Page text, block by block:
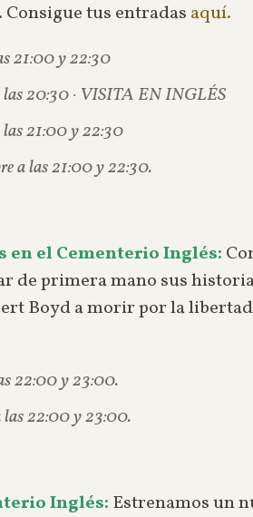
tus entradas aquí.
21:00 y 22:30
las 20:30 · VISITA EN INGLÉS
las 21:00 y 22:30
a las 21:00 y 22:30.
el Cementerio Inglés:
de primera mano sus
Boyd a morir por la
22:00 y 23:00.
las 22:00 y 23:00.
Inglés: Estrenamos un